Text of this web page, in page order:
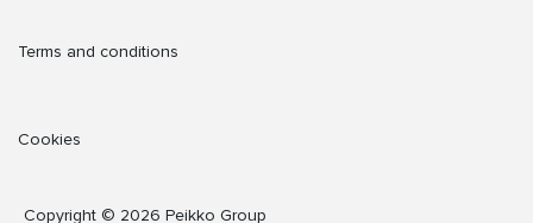
Terms and conditions
Cookies
Copyright © 2026 Peikko Group